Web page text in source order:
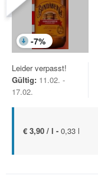
-7%
Leider verpasst!
Gültig: 11.02. -
17.02.
€ 3,90 / l - 0,33 l